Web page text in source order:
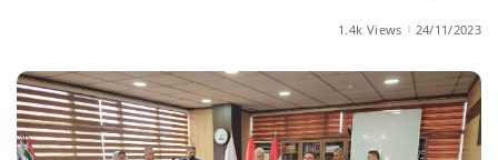
24/11/2023
1.4k Views